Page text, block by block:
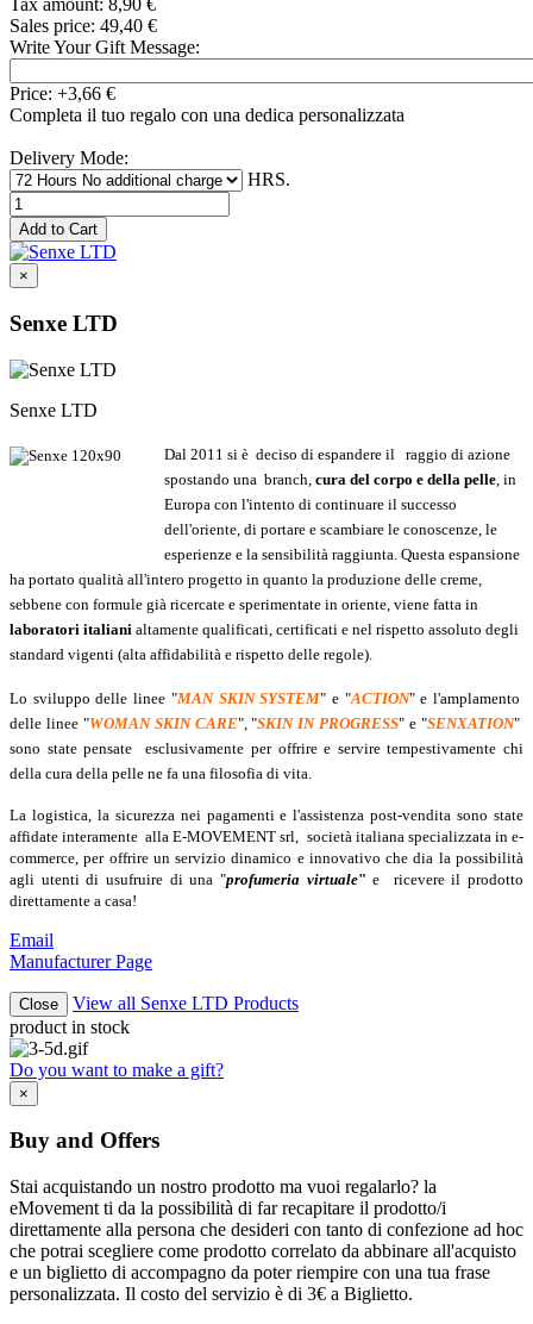
Tax amount: 8,90 €
Sales price: 49,40 €
Write Your Gift Message:
Price: +3,66 €
Completa il tuo regalo con una dedica personalizzata
Delivery Mode:
HRS.
×
Senxe LTD
Senxe LTD
Dal 2011 si è deciso di espandere il raggio di azione
spostando una branch, cura del corpo e della pelle , in
Europa con l'intento di continuare il successo
dell'oriente, di portare e scambiare le conoscenze, le
esperienze e la sensibilità raggiunta. Questa espansione
ha portato qualità all'intero progetto in quanto la produzione delle creme,
sebbene con formule già ricercate e sperimentate in oriente, viene fatta in
laboratori italiani altamente qualificati, certificati e nel rispetto assoluto degli
standard vigenti (alta affidabilità e rispetto delle regole).
Lo sviluppo delle linee "MAN SKIN SYSTEM" e "ACTION" e l'amplamento
delle linee "WOMAN SKIN CARE", "SKIN IN PROGRESS" e "SENXATION"
sono state pensate esclusivamente per offrire e servire tempestivamente chi
della cura della pelle ne fa una filosofia di vita.
La logistica, la sicurezza nei pagamenti e l'assistenza post-vendita sono state
affidate interamente alla E-MOVEMENT srl, società italiana specializzata in e-
commerce, per offrire un servizio dinamico e innovativo che dia la possibilità
agli utenti di usufruire di una "profumeria virtuale" e ricevere il prodotto
direttamente a casa!
Email
Manufacturer Page
Close
View all Senxe LTD Products
product in stock
Do you want to make a gift?
×
Buy and Offers
Stai acquistando un nostro prodotto ma vuoi regalarlo? la
eMovement ti da la possibilità di far recapitare il prodotto/i
direttamente alla persona che desideri con tanto di confezione ad hoc
che potrai scegliere come prodotto correlato da abbinare all'acquisto
e un biglietto di accompagno da poter riempire con una tua frase
personalizzata. Il costo del servizio è di 3€ a Biglietto.